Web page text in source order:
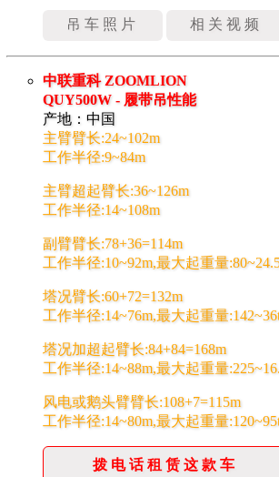
吊车照片 相关视频
中联重科 ZOOMLION
QUY500W - 履带吊性能
产地：中国
主臂臂长:24~102m
工作半径:9~84m
主臂超起臂长:36~126m
工作半径:14~108m
副臂臂长:78+36=114m
工作半径:10~92m,最大起重量
塔况臂长:60+72=132m
工作半径:14~76m,最大起重量
塔况加超起臂长:84+84=168m
工作半径:14~88m,最大起重量
风电或鹅头臂臂长:108+7=115m
工作半径:14~80m,最大起重量
拨电话租赁这款车